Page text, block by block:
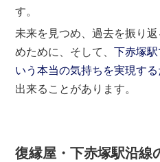
す。
未来を見つめ、過去を振り
めために、そして、下赤塚
いう本当の気持ちを実現する
出来ることがあります。
復縁屋・下赤塚駅沿線